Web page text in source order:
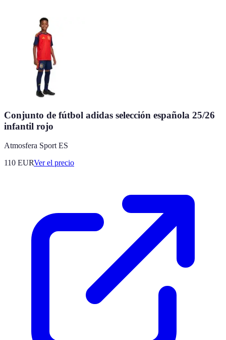
Conjunto de fútbol adidas selección española 25/26
infantil rojo
Atmosfera Sport ES
110 EURVer el precio